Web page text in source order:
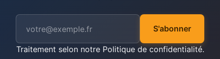
S'abonner
Traitement selon notre Politique de confidentialité.